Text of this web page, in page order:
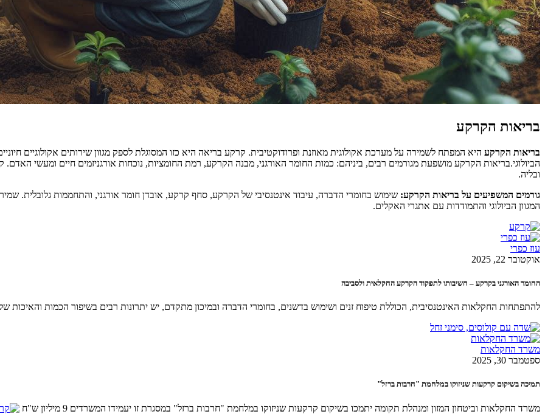
בריאות הקרקע
בריאות הקרקע היא המפתח לשמירה על מערכת אקולוגית מאוזנת ופרודוקטיבית. קרקע בריאה היא כזו המסוגלת לספק מגוון שירותים אקולוגיים חיוניים,
הביולוגי.בריאות הקרקע מושפעת מגורמים רבים, ביניהם: כמות החומר האורגני, מבנה הקרקע, רמת החומציות, נוכחות אורגניזמים חיים ומעשי האדם.
ובליה.
גורמים המשפיעים על בריאות הקרקע: שימוש בחומרי הדברה, עיבוד אינטנסיבי של הקרקע, סחף קרקע, אובדן חומר אורגני, והתחממות גלובלית.
המגוון הביולוגי והתמודדות עם אתגרי האקלים.
עוז כפרי
אוקטובר 22, 2025
החומר האורגני בקרקע – חשיבותו לתפקוד הקרקע החקלאית ולסביבה
להתפתחות החקלאות האינטנסיבית, הכוללת טיפוח זנים ושימוש בדשנים, בחומרי הדברה ובמיכון מתקדם, יש יתרונות רבים בשיפור הכמות והאיכות
משרד החקלאות
ספטמבר 30, 2025
תמיכה בשיקום קרקעות שניזוקו במלחמת "חרבות ברזל"
משרד החקלאות וביטחון המזון ומנהלת תקומה יתמכו בשיקום קרקעות שניזוקו במלחמת "חרבות ברזל" במסגרת זו יעמידו המשרדים 9 מיליון ש"ח